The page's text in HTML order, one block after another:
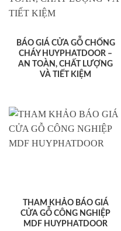
BÁO GIÁ CỬA GỖ CHỐNG
CHÁY HUYPHATDOOR –
AN TOÀN, CHẤT LƯỢNG
VÀ TIẾT KIỆM
THAM KHẢO BÁO GIÁ
CỬA GỖ CÔNG NGHIỆP
MDF HUYPHATDOOR